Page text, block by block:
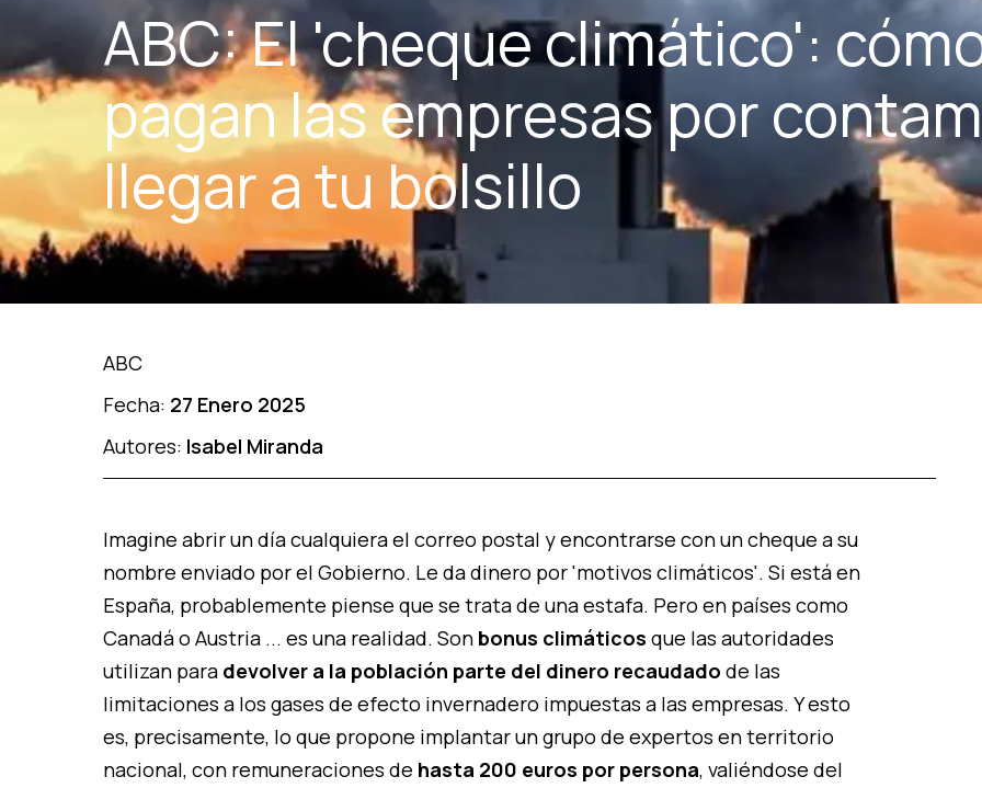
ABC: El 'cheque climático':
pagan las empresas por
llegar a tu bolsillo
ABC
Fecha: 27 Enero 2025
Autores: Isabel Miranda
Imagine abrir un día cualquiera el correo postal y encontrarse con un cheque a su
nombre enviado por el Gobierno. Le da dinero por 'motivos climáticos'. Si está en
España, probablemente piense que se trata de una estafa. Pero en países como
Canadá o Austria ... es una realidad. Son bonus climáticos que las autoridades
utilizan para devolver a la población parte del dinero recaudado de las
limitaciones a los gases de efecto invernadero impuestas a las empresas. Y esto
es, precisamente, lo que propone implantar un grupo de expertos en territorio
nacional, con remuneraciones de hasta 200 euros por persona, valiéndose del